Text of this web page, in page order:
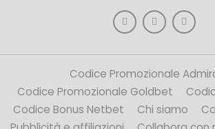
Codice Promozionale
Codice Promozionale Goldbet
Codice Bonus Netbet
Chi siamo